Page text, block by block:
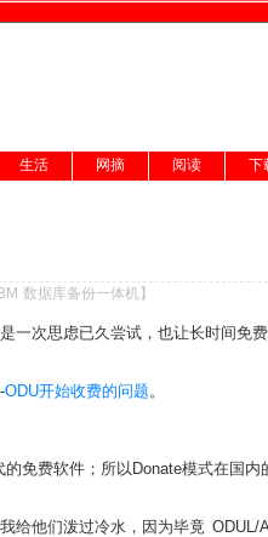
生活 网摘 阅读
数据库备份一体机】
一次思虑已久尝试，也让长时间免
ODU开始收费的问题 。
免费软件；所以Donate模式在国内
给他们泼过冷水，因为毕竟 ODUL/